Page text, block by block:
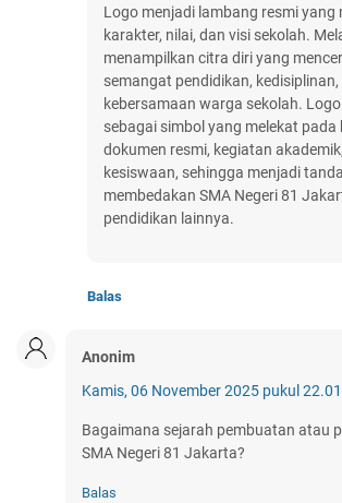
Logo menjadi lambang resmi yang
karakter, nilai, dan visi sekolah.
menampilkan citra diri yang
semangat pendidikan,
kebersamaan warga sekolah.
sebagai simbol yang melekat pada
dokumen resmi, kegiatan
kesiswaan, sehingga menjadi
membedakan SMA Negeri 81
pendidikan lainnya.
Balas
Anonim
Kamis, 06 November 2025 pukul
Bagaimana sejarah pembuatan atau
SMA Negeri 81 Jakarta?
Balas